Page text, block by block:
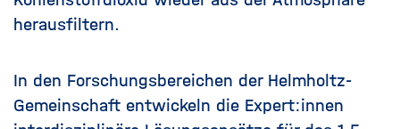
herausfiltern.
In den Forschungsbereichen der Helmholtz-
Gemeinschaft entwickeln die Expert:innen